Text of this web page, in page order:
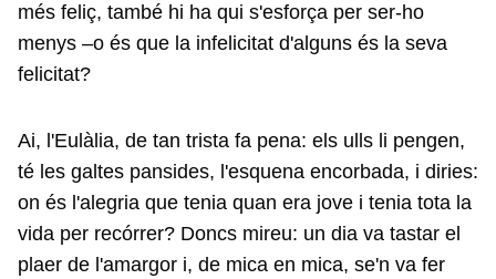
més feliç, també hi ha qui s'esforça per ser-ho
menys –o és que la infelicitat d'alguns és la seva
felicitat?
Ai, l'Eulàlia, de tan trista fa pena: els ulls li pengen,
té les galtes pansides, l'esquena encorbada, i diries:
on és l'alegria que tenia quan era jove i tenia tota la
vida per recórrer? Doncs mireu: un dia va tastar el
plaer de l'amargor i, de mica en mica, se'n va fer